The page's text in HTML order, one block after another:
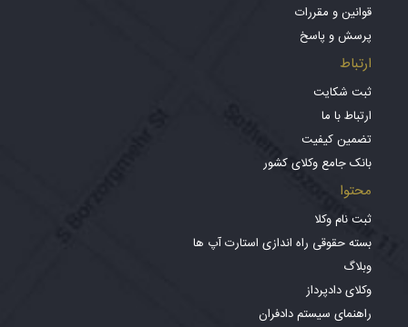
قوانین و مقررات
پرسش و پاسخ
ارتباط
ثبت شکایت
ارتباط با ما
تضمین کیفیت
بانک جامع وکلای کشور
محتوا
ثبت نام وکلا
بسته حقوقی راه اندازی استارت آپ ها
وبلاگ
وکلای دادپرداز
راهنمای سیستم دادفران